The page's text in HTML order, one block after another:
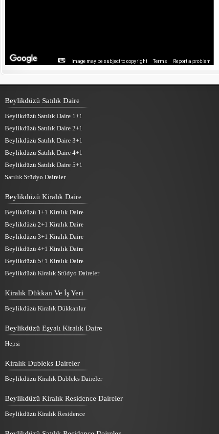
Image may be subject to copyright Terms Report a problem
Beylikdüzü Satılık Daire
Beylikdüzü Satılık Daire 1+1
Beylikdüzü Satılık Daire 2+1
Beylikdüzü Satılık Daire 3+1
Beylikdüzü Satılık Daire 4+1
Beylikdüzü Satılık Daire 5+1
Satılık Stüdyo Daireler
Beylikdüzü Kiralık Daire
Beylikdüzü 1+1 Kiralık Daire
Beylikdüzü 2+1 Kiralık Daire
Beylikdüzü 3+1 Kiralık Daire
Beylikdüzü 4+1 Kiralık Daire
Beylikdüzü 5+1 Kiralık Daire
Beylikdüzü Kiralık Stüdyo Daireler
Kiralık Dükkan Ve İş Yeri
Beylikdüzü Kiralık Dükkanlar
Beylikdüzü Eşyalı Kiralık Daire
Hepsi
Kiralık Dubleks Daireler
Beylikdüzü Kiralık Dubleks Daireler
Beylikdüzü Kiralık Residence Daireler
Beylikdüzü Kiralık Residence